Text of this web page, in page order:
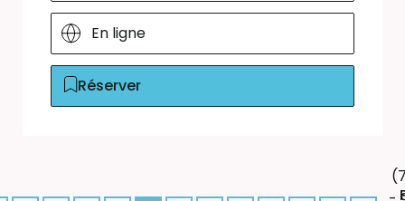
En ligne
Réserver